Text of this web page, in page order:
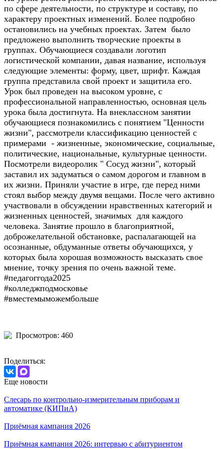
по сфере деятельности, по структуре и составу, по
характеру проектных изменений. Более подробно
остановились на учебных проектах. Затем было
предложено выполнить творческие проекты в
группах. Обучающиеся создавали логотип
логистической компании, давая название, используя
следующие элементы: форму, цвет, шрифт. Каждая
группа представила свой проект и защитила его.
Урок был проведен на высоком уровне, с
профессиональной направленностью, основная цель
урока была достигнута. На внеклассном занятии
обучающиеся познакомились с понятием "Ценности
жизни", рассмотрели классификацию ценностей с
примерами - жизненные, экономические, социальные,
политические, национальные, культурные ценности.
Посмотрели видеоролик " Сосуд жизни", который
заставил их задуматься о самом дорогом и главном в
их жизни. Приняли участие в игре, где перед ними
стоял выбор между двумя вещами. После чего активно
участвовали в обсуждении нравственных категорий и
жизненных ценностей, значимых для каждого
человека. Занятие прошло в благоприятной,
доброжелательной обстановке, распалагающей на
осознанные, обдуманные ответы обучающихся, у
которых была хорошая возможность высказать свое
мнение, точку зрения по очень важной теме.
#педагоггода2025
#колледжподмосковье
#вместемыможембольше
Просмотров: 460
Поделиться:
Еще новости
Слесарь по контрольно-измерительным приборам и
автоматике (КИПиА)
Приёмная кампания 2026
Приёмная кампания 2026: интервью с абитуриентом